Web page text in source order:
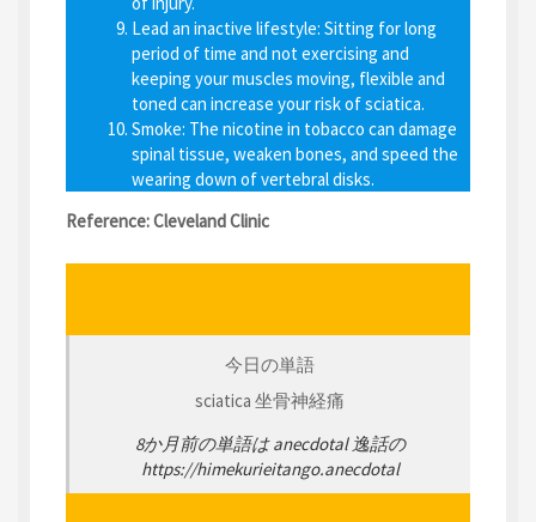
Lead an inactive lifestyle: Sitting for long
period of time and not exercising and
keeping your muscles moving, flexible and
toned can increase your risk of sciatica.
Smoke: The nicotine in tobacco can damage
spinal tissue, weaken bones, and speed the
wearing down of vertebral disks.
Reference: Cleveland Clinic
今日の単語
sciatica 坐骨神経痛
8か月前の単語はanecdotal逸話の
https://himekurieitango.anecdotal